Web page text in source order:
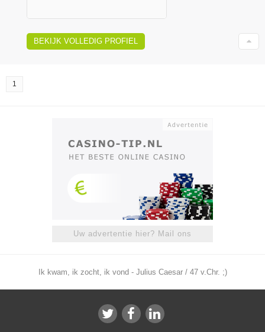
BEKIJK VOLLEDIG PROFIEL
1
Uw advertentie hier? Mail ons
Ik kwam, ik zocht, ik vond - Julius Caesar / 47 v.Chr. ;)